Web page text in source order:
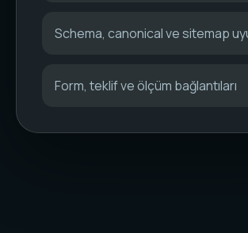
Schema, canonical ve sitemap
Form, teklif ve ölçüm bağlantıları